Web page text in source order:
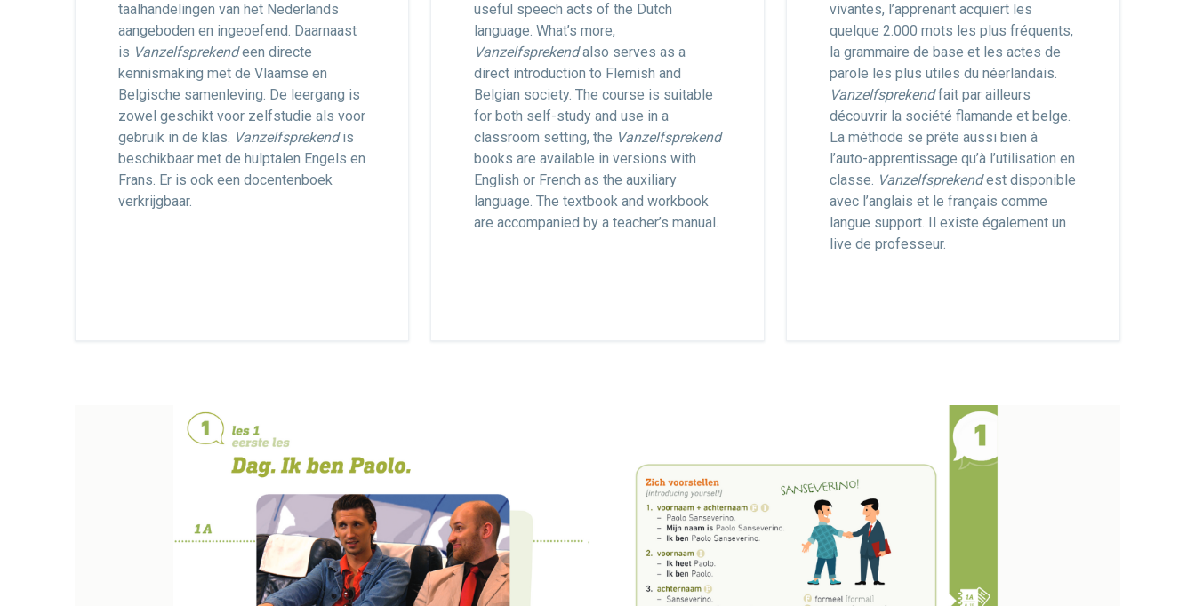
taalhandelingen van het Nederlands
aangeboden en ingeoefend. Daarnaast
is Vanzelfsprekendeen directe
kennismaking met de Vlaamse en
Belgische samenleving. De leergang is
zowel geschikt voor zelfstudie als voor
gebruik in de klas. Vanzelfsprekendis
beschikbaar met de hulptalen Engels en
Frans. Er is ook een docentenboek
verkrijgbaar.
useful speech acts of the Dutch
language. What’s more,
Vanzelfsprekendalso serves as a
direct introduction to Flemish and
Belgian society. The course is suitable
for both self-study and use in a
classroom setting, the Vanzelfsprekend
books are available in versions with
English or French as the auxiliary
language. The textbook and workbook
are accompanied by a teacher’s manual.
vivantes, l’apprenant acquiert les
quelque 2.000 mots les plus fréquents,
la grammaire de base et les actes de
parole les plus utiles du néerlandais.
Vanzelfsprekendfait par ailleurs
découvrir la société flamande et belge.
La méthode se prête aussi bien à
l’auto-apprentissage qu’à l’utilisation en
classe. Vanzelfsprekendest disponible
avec l’anglais et le français comme
langue support. Il existe également un
live de professeur.